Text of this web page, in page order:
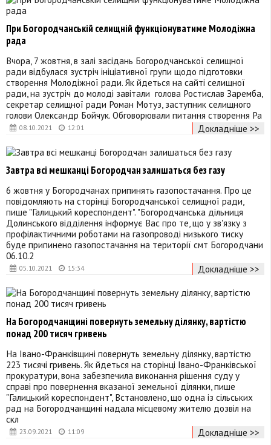
08.10.2021 12:01
При Богородчанській селищній функціонуватиме Молодіжна
рада
Вчора, 7 жовтня, в залі засідань Богородчанської селищної
ради відбулася зустріч ініціативної групи щодо підготовки
створення Молодіжної ради. Як йдеться на сайті селищної
ради, на зустріч до молоді завітали голова Ростислав Заремба,
секретар селищної ради Роман Мотуз, заступник селищного
голови Олександр Бойчук. Обговорювали питання створення Ра
Докладніше >>
05.10.2021 15:34
Завтра всі мешканці Богородчан залишаться без газу
6 жовтня у Богородчанах припинять газопостачання. Про це
повідомляють на сторінці Богородчанської селищної ради,
пише "Галицький кореспондент". "Богородчанська дільниця
Долинського відділення інформує Вас про те, що у зв'язку з
профілактичними роботами на газопроводі низького тиску
буде припинено газопостачання на території смт Богородчани
06.10.2
Докладніше >>
23.09.2021 11:09
На Богородчанщині повернуть земельну ділянку, вартістю
понад 200 тисяч гривень
На Івано-Франківщині повернуть земельну ділянку, вартістю
223 тисячі гривень. Як йдеться на сторінці Івано-Франківської
прокуратури, вона забезпечила виконання рішення суду у
справі про повернення вказаної земельної ділянки, пише
"Галицький кореспондент", Встановлено, що одна із сільських
рад на Богородчанщині надала місцевому жителю дозвіл на
скл
Докладніше >>